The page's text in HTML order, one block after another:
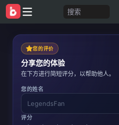
搜索
您的评价
分享您的体验
在下方进行简短评分，以帮助他人。
您的姓名
评分